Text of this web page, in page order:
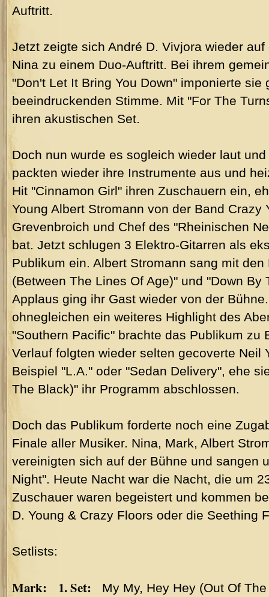
Auftritt.
Jetzt zeigte sich André D. Vivjora wieder
Nina zu einem Duo-Auftritt. Bei ihrem
"Don't Let It Bring You Down" imponierte sie
beeindruckenden Stimme. Mit "For The
ihren akustischen Set.
Doch nun wurde es sogleich wieder laut
packten wieder ihre Instrumente aus und
Hit "Cinnamon Girl" ihren Zuschauern ein,
Young Albert Stromann von der Band Crazy
Grevenbroich und Chef des "Rheinischen
bat. Jetzt schlugen 3 Elektro-Gitarren als
Publikum ein. Albert Stromann sang mit
(Between The Lines Of Age)" und "Down By
Applaus ging ihr Gast wieder von der
ohnegleichen ein weiteres Highlight des
"Southern Pacific" brachte das Publikum zu
Verlauf folgten wieder selten gecoverte Neil
Beispiel "L.A." oder "Sedan Delivery", ehe
The Black)" ihr Programm abschlossen.
Doch das Publikum forderte noch eine
Finale aller Musiker. Nina, Mark, Albert
vereinigten sich auf der Bühne und sangen
Night". Heute Nacht war die Nacht, die um
Zuschauer waren begeistert und kommen
D. Young & Crazy Floors oder die Seething
Setlists:
Mark: 1. Set: My My, Hey Hey (Out Of